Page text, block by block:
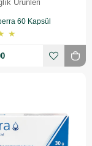
Ürünleri
60 Kapsül
★